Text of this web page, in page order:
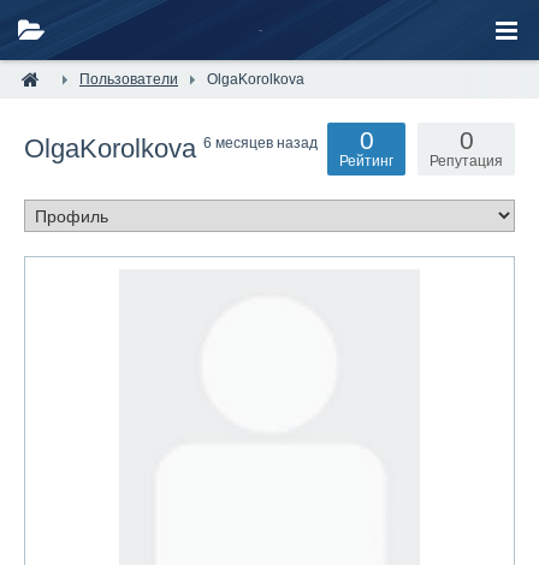
Пользователи OlgaKorolkova
OlgaKorolkova 6 месяцев назад 0
Репутация
0
Рейтинг